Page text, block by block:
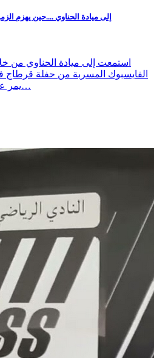
إلى ميادة الحناوي ....حين يهزم
استمعت إلى ميادة الحناوي من
الفايسبوك المسربة من حفلة قرطاج
يمر على البشر وحدهم بل يمر أيضا…